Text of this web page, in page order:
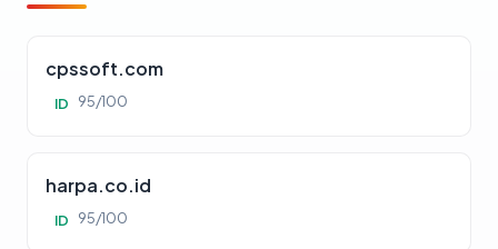
cpssoft.com
ID 95/100
harpa.co.id
ID 95/100